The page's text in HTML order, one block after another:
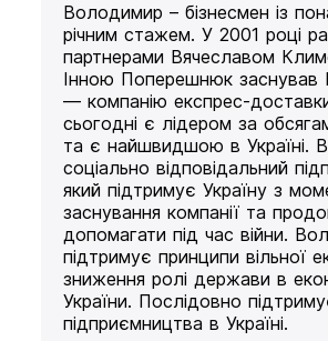
Володимир – бізнесмен із
річним стажем. У 2001 році
партнерами Вячеславом
Інною Поперешнюк
— компанію експрес-
сьогодні є лідером за
та є найшвидшою в Україні.
соціально відповідальний
який підтримує Україну з
заснування компанії та
допомагати під час війни.
підтримує принципи вільної
зниження ролі держави в
України. Послідовно
підприємництва в Україні.